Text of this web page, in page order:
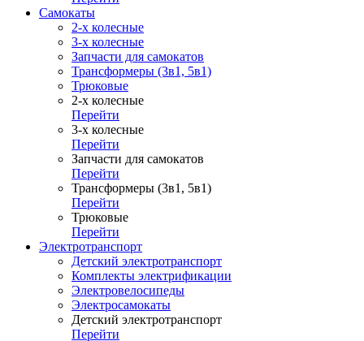
Самокаты
2-х колесные
3-х колесные
Запчасти для самокатов
Трансформеры (3в1, 5в1)
Трюковые
2-х колесные
Перейти
3-х колесные
Перейти
Запчасти для самокатов
Перейти
Трансформеры (3в1, 5в1)
Перейти
Трюковые
Перейти
Электротранспорт
Детский электротранспорт
Комплекты электрификации
Электровелосипеды
Электросамокаты
Детский электротранспорт
Перейти